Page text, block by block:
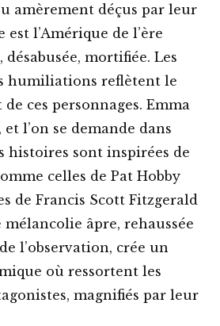
amèrement déçus par leur
l’Amérique de l’ère
mortifiée. Les
humiliations reflètent le
ces personnages. Emma
et l’on se demande dans
histoires sont inspirées de
celles de Pat Hobby
de Francis Scott Fitzgerald
mélancolie âpre, rehaussée
l’observation, crée un
où ressortent les
magnifiés par leur